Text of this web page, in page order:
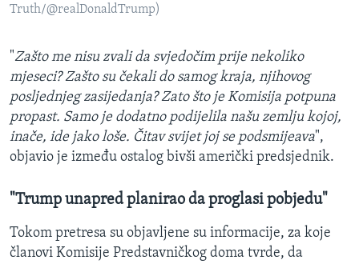
Truth/@realDonaldTrump)
"Zašto me nisu zvali da svjedočim prije nekoliko
mjeseci? Zašto su čekali do samog kraja, njihovog
posljednjeg zasijedanja? Zato što je Komisija potpuna
propast. Samo je dodatno podijelila našu zemlju kojoj,
inače, ide jako loše. Čitav svijet joj se podsmijeava",
objavio je između ostalog bivši američki predsjednik.
"Trump unapred planirao da proglasi pobjedu"
Tokom pretresa su objavljene su informacije, za koje
članovi Komisije Predstavničkog doma tvrde, da